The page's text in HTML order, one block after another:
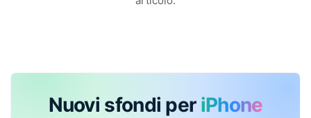
Nuovi sfondi per iPhone